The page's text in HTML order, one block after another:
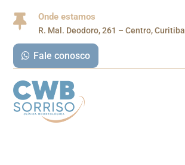
 Onde estamos
R. Mal. Deodoro, 261 – Centro, Curitiba
Fale conosco